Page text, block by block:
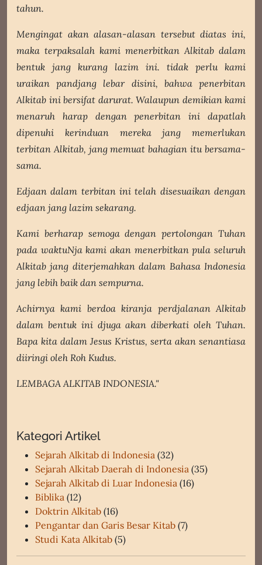
tahun.
Mengingat akan alasan-alasan tersebut diatas ini,
maka terpaksalah kami menerbitkan Alkitab dalam
bentuk jang kurang lazim ini. tidak perlu kami
uraikan pandjang lebar disini, bahwa penerbitan
Alkitab ini bersifat darurat. Walaupun demikian kami
menaruh harap dengan penerbitan ini dapatlah
dipenuhi kerinduan mereka jang memerlukan
terbitan Alkitab, jang memuat bahagian itu bersama-
sama.
Edjaan dalam terbitan ini telah disesuaikan dengan
edjaan jang lazim sekarang.
Kami berharap semoga dengan pertolongan Tuhan
pada waktuNja kami akan menerbitkan pula seluruh
Alkitab jang diterjemahkan dalam Bahasa Indonesia
jang lebih baik dan sempurna.
Achirnya kami berdoa kiranja perdjalanan Alkitab
dalam bentuk ini djuga akan diberkati oleh Tuhan.
Bapa kita dalam Jesus Kristus, serta akan senantiasa
diiringi oleh Roh Kudus.
LEMBAGA ALKITAB INDONESIA."
Kategori Artikel
Sejarah Alkitab di Indonesia (32)
Sejarah Alkitab Daerah di Indonesia (35)
Sejarah Alkitab di Luar Indonesia (16)
Biblika (12)
Doktrin Alkitab (16)
Pengantar dan Garis Besar Kitab (7)
Studi Kata Alkitab (5)